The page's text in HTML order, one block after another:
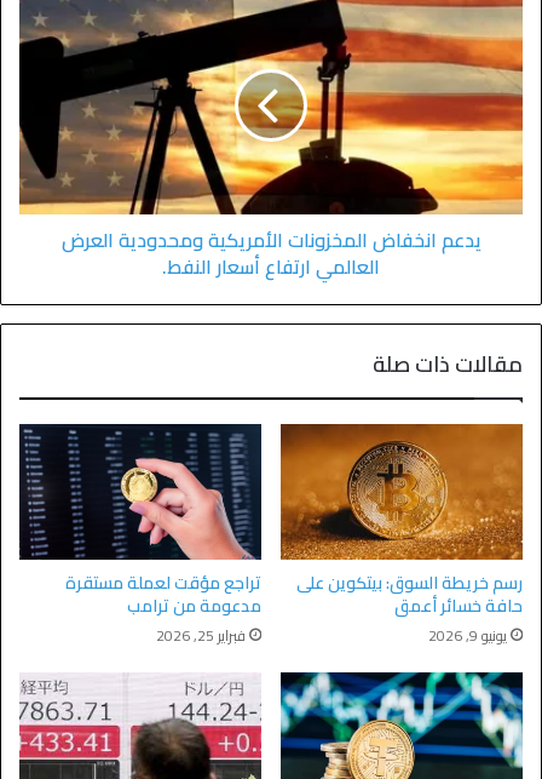
يدعم انخفاض المخزونات الأمريكية ومحدودية العرض
العالمي ارتفاع أسعار النفط.
مقالات ذات صلة
رسم خريطة السوق: بيتكوين على
حافة خسائر أعمق
يونيو 9, 2026
تراجع مؤقت لعملة مستقرة
مدعومة من ترامب
فبراير 25, 2026